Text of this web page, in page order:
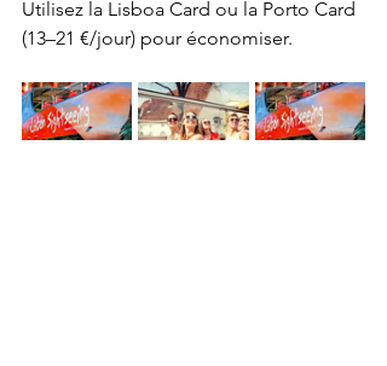
Utilisez la Lisboa Card ou la Porto Card
(13–21 €/jour) pour économiser.